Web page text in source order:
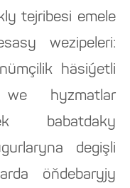
tejribesi emele
wezipeleri:
häsiýetli
we hyzmatlar
babatdaky
degişli
öňdebaryjy